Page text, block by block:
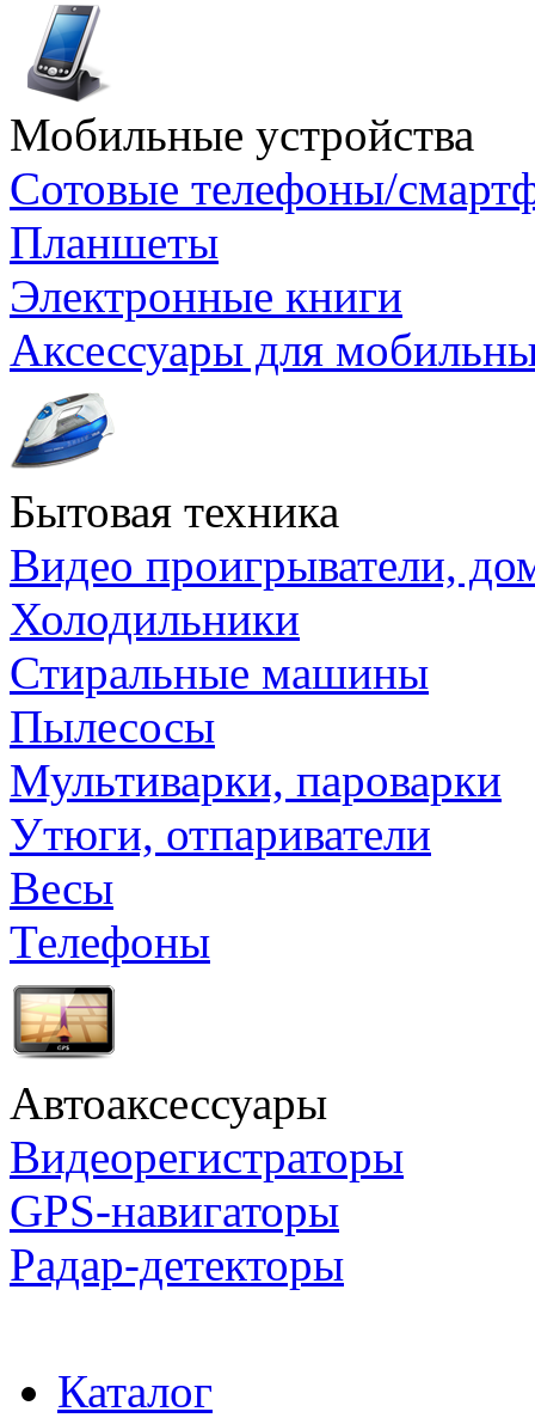
Мобильные устройства
Сотовые телефоны/
Планшеты
Электронные книги
Аксессуары для
Бытовая техника
Видео проигрыватели,
Холодильники
Стиральные машины
Пылесосы
Мультиварки, пароварки
Утюги, отпариватели
Весы
Телефоны
Автоаксессуары
Видеорегистраторы
GPS-навигаторы
Радар-детекторы
Каталог